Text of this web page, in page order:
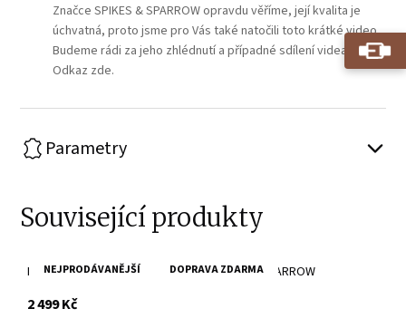
Značce SPIKES & SPARROW opravdu věříme, její kvalita je
úchvatná, proto jsme pro Vás také natočili toto krátké video.
Budeme rádi za jeho zhlédnutí a případné sdílení videa.
Odkaz zde.
Parametry
Související produkty
NEJPRODÁVANĚJŠÍ DOPRAVA ZDARMA
Hnědá kožená taška přes rameno SPIKES & SPARROW
2 499 Kčs DPH